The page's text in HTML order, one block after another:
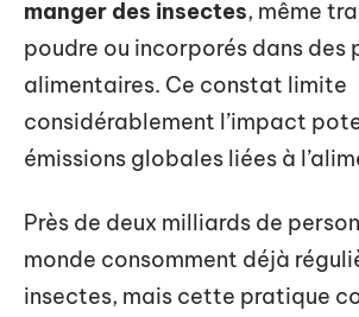
manger des insectes, même
poudre ou incorporés dans des
alimentaires. Ce constat limite
considérablement l’impact
émissions globales liées à
Près de deux milliards de
monde consomment déjà
insectes, mais cette pratique